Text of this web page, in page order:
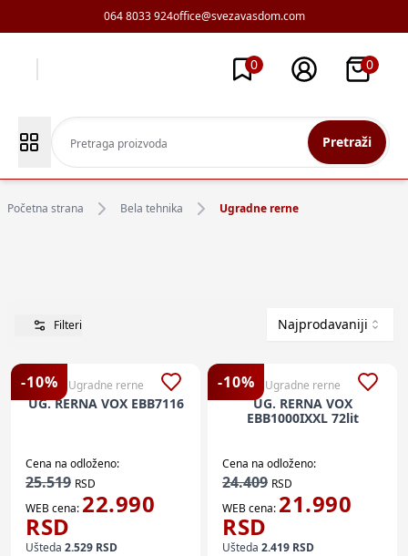
064 8033 924office@svezavasdom.com
0 0
Pretraži
Početna strana Bela tehnika Ugradne rerne
Filteri Najprodavaniji
-10% Ugradne rerne
UG. RERNA VOX EBB7116
Cena na odloženo:
25.519 RSD
WEB cena: 22.990
RSD
Ušteda 2.529 RSD
-10% Ugradne rerne
UG. RERNA VOX
EBB1000IXXL 72lit
Cena na odloženo:
24.409 RSD
WEB cena: 21.990
RSD
Ušteda 2.419 RSD